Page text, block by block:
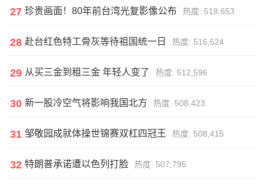
27 珍贵画面！80年前台湾光复影像公布 热度: 518,653
28 赴台红色特工骨灰等待祖国统一日 热度: 516,524
29 从买三金到租三金 年轻人变了 热度: 512,596
30 新一股冷空气将影响我国北方 热度: 508,423
31 邹敬园成就体操世锦赛双杠四冠王 热度: 508,415
32 特朗普承诺遭以色列打脸 热度: 507,795